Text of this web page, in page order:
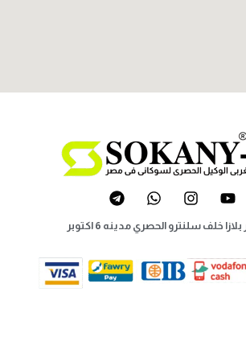
خلف سلنترو الحصري مدينه 6 اكتوبر